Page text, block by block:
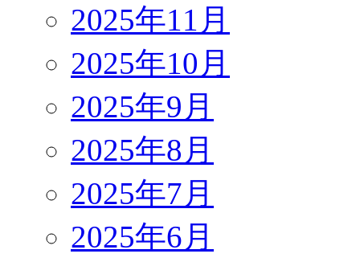
2025年11月
2025年10月
2025年9月
2025年8月
2025年7月
2025年6月